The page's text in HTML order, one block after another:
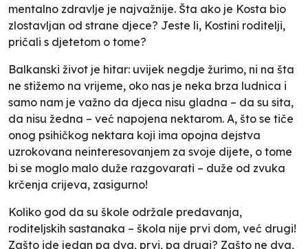
mentalno zdravlje je najvažnije. Šta ako je Kosta bio
zlostavljan od strane djece? Jeste li, Kostini roditelji,
pričali s djetetom o tome?
Balkanski život je hitar: uvijek negdje žurimo, ni na šta
ne stižemo na vrijeme, oko nas je neka brza ludnica i
samo nam je važno da djeca nisu gladna – da su sita,
da nisu žedna – već napojena nektarom. A, što se tiče
onog psihičkog nektara koji ima opojna dejstva
uzrokovana neinteresovanjem za svoje dijete, o tome
bi se moglo malo duže razgovarati – duže od zvuka
krčenja crijeva, zasigurno!
Koliko god da su škole održale predavanja,
roditeljskih sastanaka – škola nije prvi dom, već drugi!
Zašto ide jedan pa dva, prvi, pa drugi? Zašto ne dva,